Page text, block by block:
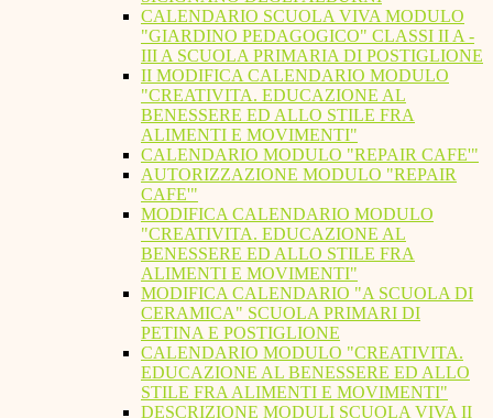
CALENDARIO SCUOLA VIVA MODULO
"GIARDINO PEDAGOGICO" CLASSI II A -
III A SCUOLA PRIMARIA DI POSTIGLIONE
II MODIFICA CALENDARIO MODULO
"CREATIVITA. EDUCAZIONE AL
BENESSERE ED ALLO STILE FRA
ALIMENTI E MOVIMENTI"
CALENDARIO MODULO "REPAIR CAFE'"
AUTORIZZAZIONE MODULO "REPAIR
CAFE'"
MODIFICA CALENDARIO MODULO
"CREATIVITA. EDUCAZIONE AL
BENESSERE ED ALLO STILE FRA
ALIMENTI E MOVIMENTI"
MODIFICA CALENDARIO "A SCUOLA DI
CERAMICA" SCUOLA PRIMARI DI
PETINA E POSTIGLIONE
CALENDARIO MODULO "CREATIVITA.
EDUCAZIONE AL BENESSERE ED ALLO
STILE FRA ALIMENTI E MOVIMENTI"
DESCRIZIONE MODULI SCUOLA VIVA II